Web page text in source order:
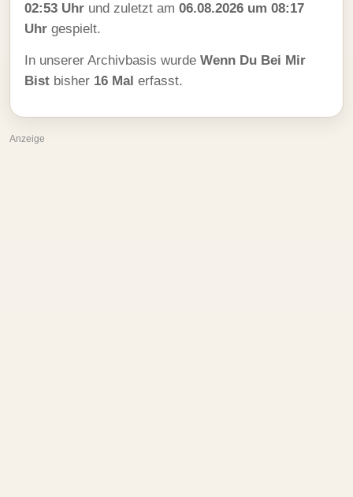
02:53 Uhr und zuletzt am 06.08.2026 um 08:17
Uhr gespielt.
In unserer Archivbasis wurde Wenn Du Bei Mir
Bist bisher 16 Mal erfasst.
Anzeige